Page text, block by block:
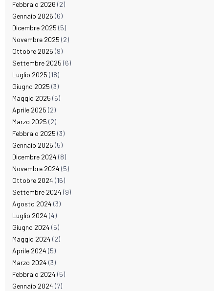
Febbraio 2026 (2)
Gennaio 2026 (6)
Dicembre 2025 (5)
Novembre 2025 (2)
Ottobre 2025 (9)
Settembre 2025 (6)
Luglio 2025 (18)
Giugno 2025 (3)
Maggio 2025 (6)
Aprile 2025 (2)
Marzo 2025 (2)
Febbraio 2025 (3)
Gennaio 2025 (5)
Dicembre 2024 (8)
Novembre 2024 (5)
Ottobre 2024 (16)
Settembre 2024 (9)
Agosto 2024 (3)
Luglio 2024 (4)
Giugno 2024 (5)
Maggio 2024 (2)
Aprile 2024 (5)
Marzo 2024 (3)
Febbraio 2024 (5)
Gennaio 2024 (7)